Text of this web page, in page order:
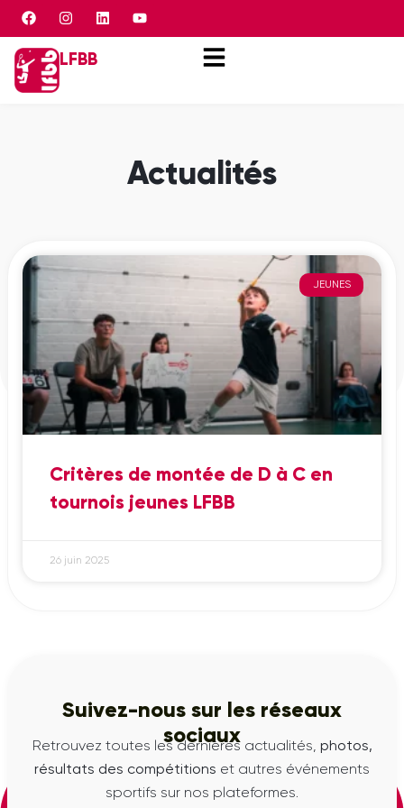
Panneau de gestion des cookies
LFBB
Actualités
JEUNES
Critères de montée de D à C en
tournois jeunes LFBB
26 juin 2025
Suivez-nous sur les réseaux
sociaux
Retrouvez toutes les dernières actualités, photos,
résultats des compétitions et autres événements
sportifs sur nos plateformes.